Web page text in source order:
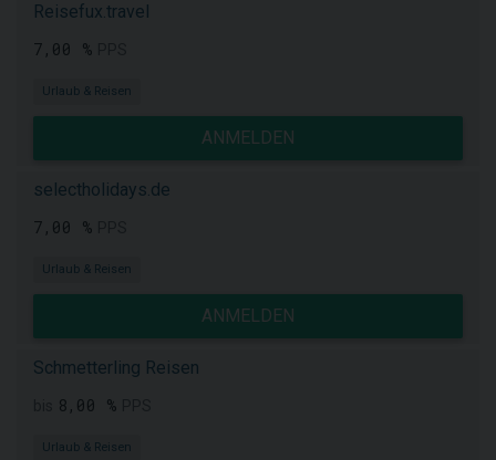
Reisefux.travel
7,00 %
Urlaub & Reisen
ANMELDEN
selectholidays.de
7,00 %
Urlaub & Reisen
ANMELDEN
Schmetterling Reisen
8,00 %
Urlaub & Reisen